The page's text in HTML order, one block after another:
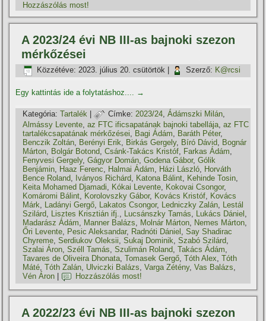
Hozzászólás most!
A 2023/24 évi NB III-as bajnoki szezon
mérkőzései
Közzétéve: 2023. július 20. csütörtök Szerző: K@rcsi
Egy kattintás ide a folytatáshoz.... →
Kategória: Tartalék | Címke: 2023/24,Ádámszki Milán,
Almássy Levente,az FTC ificsapatának bajnoki tabellája,az FTC
tartalékcsapatának mérkőzései, Bagi Ádám, Baráth Péter,
Benczik Zoltán, Berényi Erik, Birkás Gergely, Bíró Dávid, Bognár
Márton, Bolgár Botond,Csánk-Takács Kristóf, Farkas Ádám,
Fenyvesi Gergely,Gágyor Domán,Godena Gábor,Gólik
Benjámin, Haaz Ferenc, Halmai Ádám, Házi László, Horváth
Bence Roland, Iványos Richárd, Katona Bálint, Kehinde Tosin,
Keita Mohamed Djamadi, Kókai Levente, Kokovai Csongor,
Komáromi Bálint, Korolovszky Gábor, Kovács Kristóf, Kovács
Márk, Ladányi Gergő, Lakatos Csongor, Ledniczky Zalán, Lestál
Szilárd, Lisztes Krisztián ifj., Lucsánszky Tamás, Lukács Dániel ,
Madarász Ádám, Manner Balázs, Molnár Márton, Nemes Márton,
Őri Levente, Pesic Aleksandar, Radnóti Dániel ,Say Shadirac
Chyreme,Serdiukov Oleksii,Sukaj Dominik,Szabó Szilárd,
Szalai Áron,Széll Tamás,Szulimán Roland,Takács Ádám,
Tavares de Oliveira Dhonata,Tomasek Gergő,Tóth Alex,Tóth
Máté,Tóth Zalán, Ulviczki Balázs,Varga Zétény,Vas Balázs,
Vén Áron
Hozzászólás most!
A 2022/23 évi NB III-as bajnoki szezon